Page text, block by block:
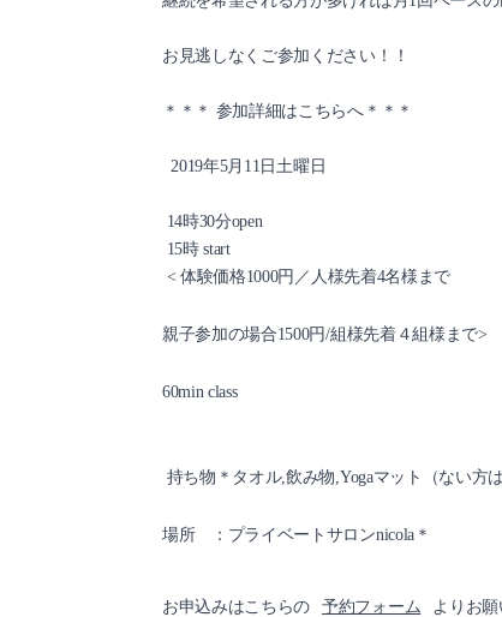
お見逃しなくご参加ください！！
＊＊＊ 参加詳細はこちらへ＊＊＊
2019年5月11日土曜日
14時30分open
15時 start
< 体験価格1000円／人様先着4名様まで
親子参加の場合1500円/組様先着４組様まで>
60min class
持ち物＊タオル,飲み物,Yogaマット（ない方
場所 ：プライベートサロンnicola＊
お申込みはこちらの 予約フォーム よりお